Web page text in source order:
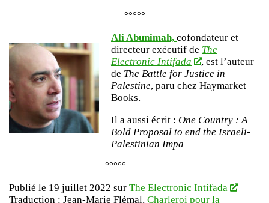
°°°°°
Ali Abunimah, cofondateur et
directeur exécutif de The
Electronic Intifada
, est l’auteur
de The Battle for Justice in
Palestine, paru chez Haymarket
Books.
Il a aussi écrit : One Country : A
Bold Proposal to end the Israeli-
Palestinian Impa
°°°°°
Publié le 19 juillet 2022 sur The Electronic Intifada
Traduction : Jean-Marie Flémal, Charleroi pour la